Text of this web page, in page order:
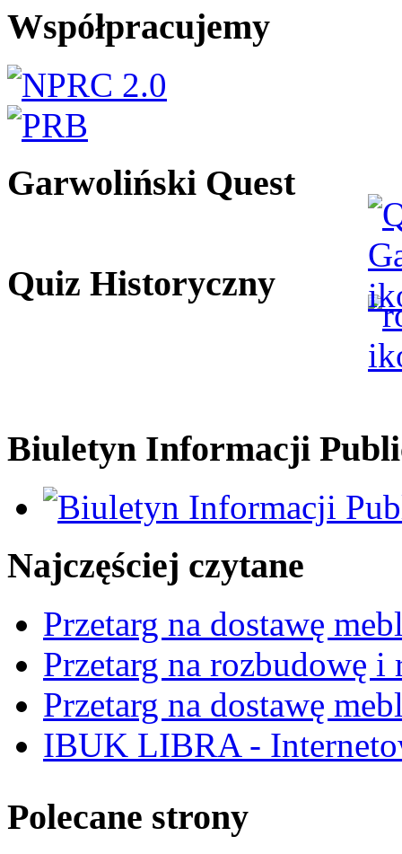
Współpracujemy
Garwoliński Quest
Quiz Historyczny
Biuletyn Informacji
Najczęściej czytane
Przetarg na dostawę
Przetarg na rozbudowę
Przetarg na dostawę
IBUK LIBRA -
Polecane strony